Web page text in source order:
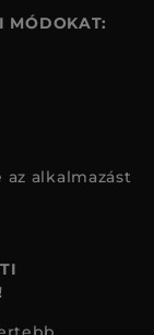
MÓDOKAT:
alkalmazást